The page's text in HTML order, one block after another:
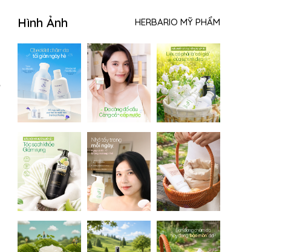
Hình Ảnh HERBARIO MỸ PHẨM